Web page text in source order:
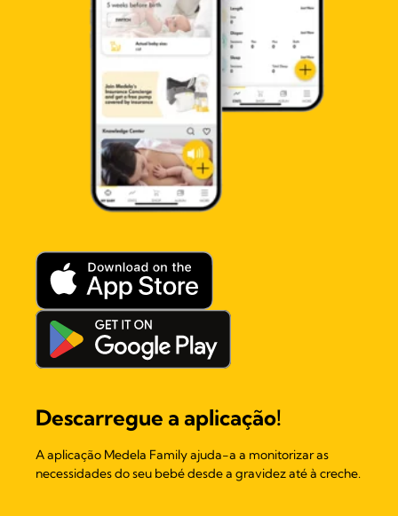
Descarregue a aplicação!
A aplicação Medela Family ajuda-a a monitorizar as
necessidades do seu bebé desde a gravidez até à creche.